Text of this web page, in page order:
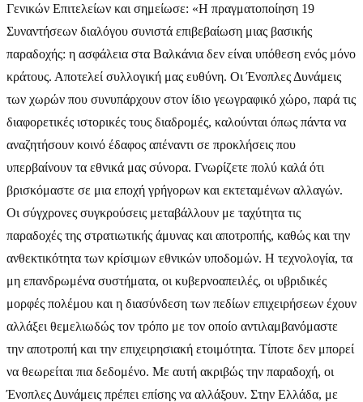
Γενικών Επιτελείων και σημείωσε: «Η πραγματοποίηση 19
Συναντήσεων διαλόγου συνιστά επιβεβαίωση μιας βασικής
παραδοχής: η ασφάλεια στα Βαλκάνια δεν είναι υπόθεση ενός μόνο
κράτους. Αποτελεί συλλογική μας ευθύνη. Οι Ένοπλες Δυνάμεις
των χωρών που συνυπάρχουν στον ίδιο γεωγραφικό χώρο, παρά τις
διαφορετικές ιστορικές τους διαδρομές, καλούνται όπως πάντα να
αναζητήσουν κοινό έδαφος απέναντι σε προκλήσεις που
υπερβαίνουν τα εθνικά μας σύνορα. Γνωρίζετε πολύ καλά ότι
βρισκόμαστε σε μια εποχή γρήγορων και εκτεταμένων αλλαγών.
Οι σύγχρονες συγκρούσεις μεταβάλλουν με ταχύτητα τις
παραδοχές της στρατιωτικής άμυνας και αποτροπής, καθώς και την
ανθεκτικότητα των κρίσιμων εθνικών υποδομών. Η τεχνολογία, τα
μη επανδρωμένα συστήματα, οι κυβερνοαπειλές, οι υβριδικές
μορφές πολέμου και η διασύνδεση των πεδίων επιχειρήσεων έχουν
αλλάξει θεμελιωδώς τον τρόπο με τον οποίο αντιλαμβανόμαστε
την αποτροπή και την επιχειρησιακή ετοιμότητα. Τίποτε δεν μπορεί
να θεωρείται πια δεδομένο. Με αυτή ακριβώς την παραδοχή, οι
Ένοπλες Δυνάμεις πρέπει επίσης να αλλάξουν. Στην Ελλάδα, με